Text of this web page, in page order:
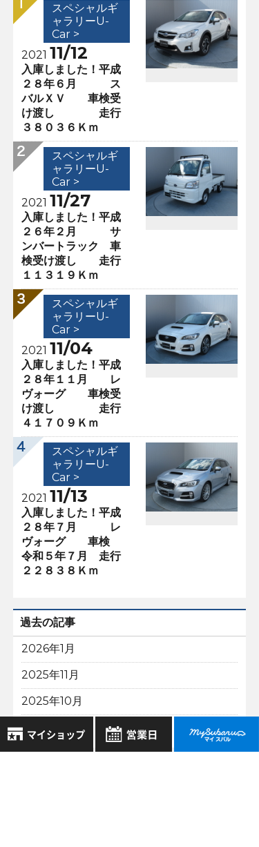
スペシャルギ
ャラリーU-
Car >
2021 11/12
入庫しました！平成
２８年６月 ス
バルＸＶ 車検受
け渡し 走行
３８０３６Ｋｍ
スペシャルギ
ャラリーU-
Car >
2021 11/27
入庫しました！平成
２６年２月 サ
ンバートラック 車
検受け渡し 走行
１１３１９Ｋｍ
スペシャルギ
ャラリーU-
Car >
2021 11/04
入庫しました！平成
２８年１１月 レ
ヴォーグ 車検受
け渡し 走行
４１７０９Ｋｍ
スペシャルギ
ャラリーU-
Car >
2021 11/13
入庫しました！平成
２８年７月 レ
ヴォーグ 車検
令和５年７月 走行
２２８３８Ｋｍ
過去の記事
2026年1月
2025年11月
2025年10月
2025年9月
もっと表示する